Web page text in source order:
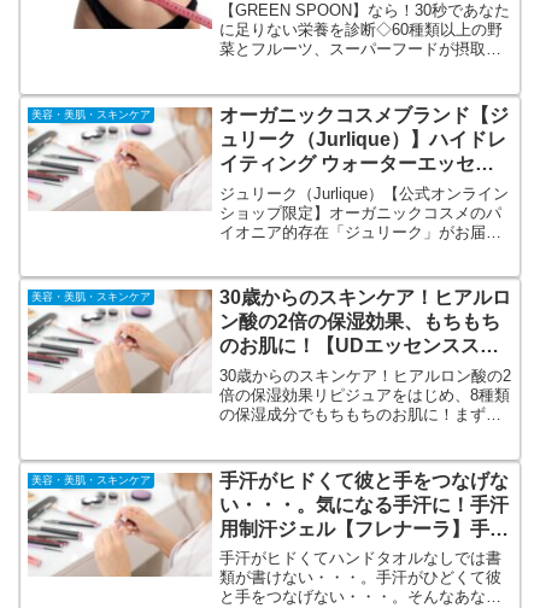
【GREEN SPOON】なら！30秒であなた
に足りない栄養を診断◇60種類以上の野
菜とフルーツ、スーパーフードが摂取可
ことのないGREEN SPOONオリジナルレ
シピ
美容・美肌・スキンケア
オーガニックコスメブランド【ジ
ュリーク（Jurlique）】ハイドレ
イティング ウォーターエッセン
ス 化粧水スターターキット
ジュリーク（Jurlique）【公式オンライン
ショップ限定】オーガニックコスメのパ
イオニア的存在「ジュリーク」がお届け
料！化粧水・メイク落とし・洗顔料のミ
ニサイズをセットに。
美容・美肌・スキンケア
30歳からのスキンケア！ヒアルロ
ン酸の2倍の保湿効果、もちもち
のお肌に！【UDエッセンススキ
ンローション】初回限定キャンペ
ーン！
30歳からのスキンケア！ヒアルロン酸の2
倍の保湿効果リピジュアをはじめ、8種類
の保湿成分でもちもちのお肌に！まずは
ョン】公式オンラインショップ。お肌の
弱い方も毎日ご使用いただけます。
美容・美肌・スキンケア
手汗がヒドくて彼と手をつなげな
い・・・。気になる手汗に！手汗
用制汗ジェル【フレナーラ】手汗
がヒドくてお悩みの方に
手汗がヒドくてハンドタオルなしでは書
類が書けない・・・。手汗がひどくて彼
と手をつなげない・・・。そんなあなた